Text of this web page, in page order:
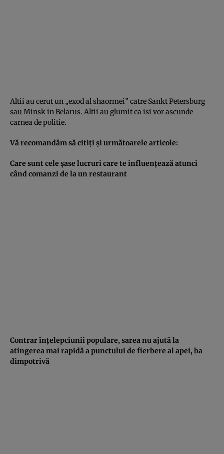
Altii au cerut un „exod al shaormei” catre Sankt Petersburg
sau Minsk in Belarus. Altii au glumit ca isi vor ascunde
carnea de politie.
Vă recomandăm să citiţi şi următoarele articole:
Care sunt cele şase lucruri care te influenţează atunci
când comanzi de la un restaurant
Contrar înţelepciunii populare, sarea nu ajută la
atingerea mai rapidă a punctului de fierbere al apei, ba
dimpotrivă